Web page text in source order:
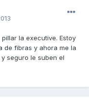
la executive. Estoy
de fibras y ahora me la
seguro le suben el